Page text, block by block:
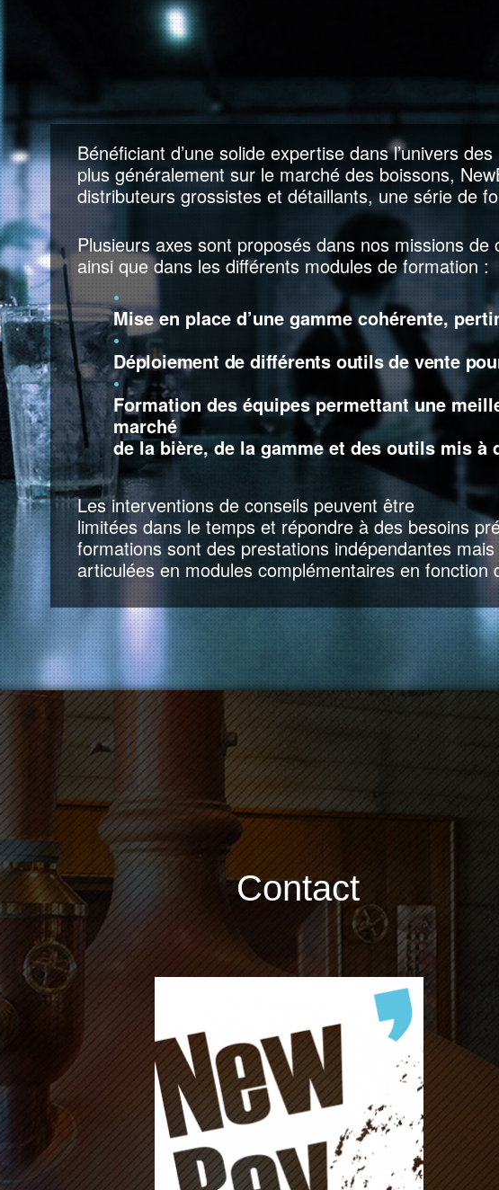
Bénéficiant d’une solide expertise dans l’univers
plus généralement sur le marché des boissons,
distributeurs grossistes et détaillants, une série de
Plusieurs axes sont proposés dans nos missions de
ainsi que dans les différents modules de formation :
•
Mise en place d’une gamme cohérente,
•
Déploiement de différents outils de vente
•
Formation des équipes permettant une
marché
de la bière, de la gamme et des outils mis à
Les interventions de conseils peuvent être
limitées dans le temps et répondre à des besoins
formations sont des prestations indépendantes
articulées en modules complémentaires en fonction
Contact